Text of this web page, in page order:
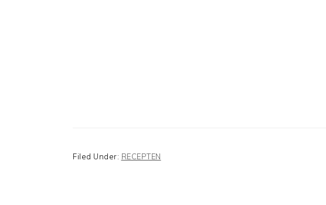
Filed Under: RECEPTEN